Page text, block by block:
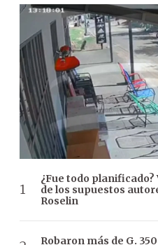
¿Fue todo
de los supuestos
Roselin
Robaron más de G.